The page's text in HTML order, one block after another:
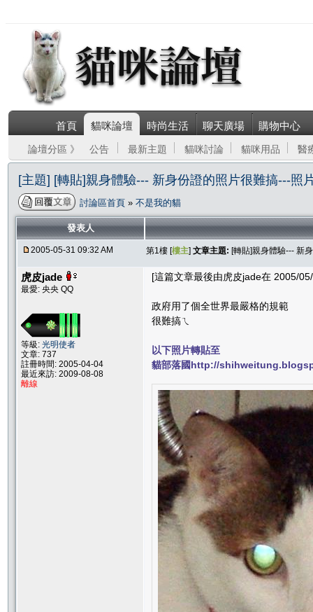
首頁 貓咪論壇 時尚生活 聊天廣場 購物中心
論壇分區 》 公告 最新主題 貓咪討論 貓咪用品 醫
[主題] [轉貼]親身體驗--- 新身份證的照片很難搞---照
討論區首頁 » 不是我的貓
發表人
2005-05-31 09:32 AM 第1樓 [樓主] 文章主題: [轉貼]親身體驗--- 新
虎皮jade
最愛: 央央 QQ
等級: 光明使者
文章: 737
註冊時間: 2005-04-04
最近來訪: 2009-08-08
離線
[這篇文章最後由虎皮jade在 2005/
政府用了個全世界最嚴格的規範
很難搞ㄟ
以下照片轉貼至
貓部落國http://